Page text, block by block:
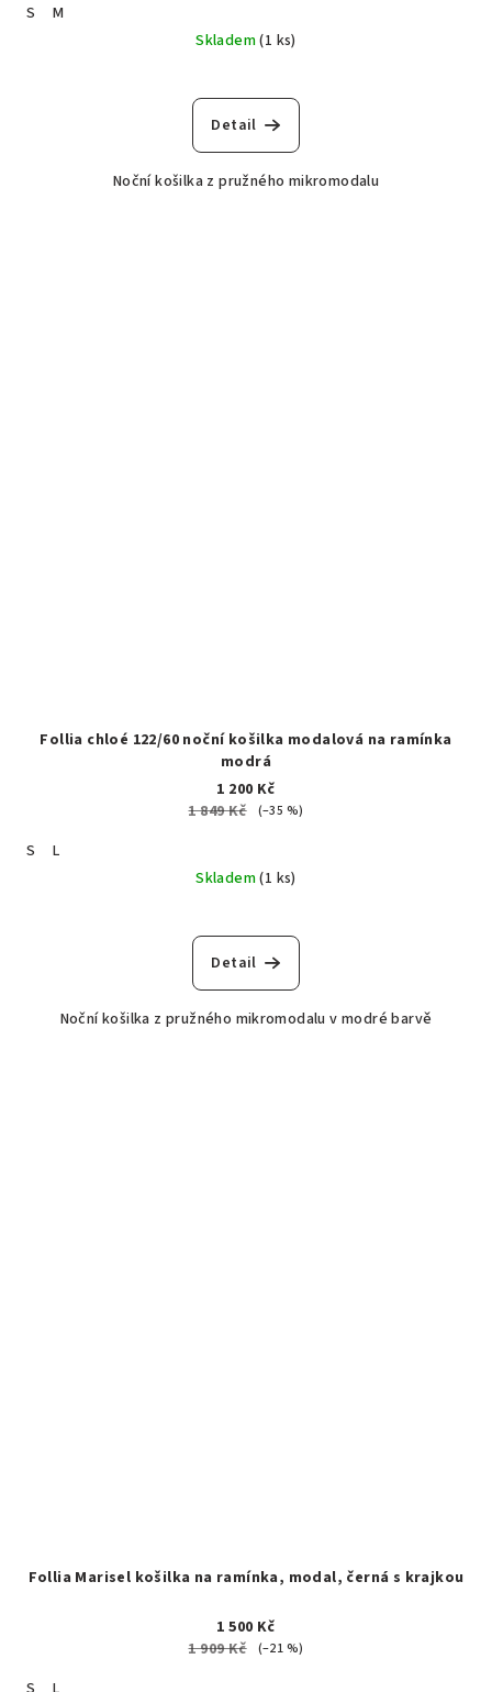
S
M
Skladem(1 ks)
Detail
Noční košilka z pružného mikromodalu
Follia chloé 122/60 noční košilka modalová na ramínka
modrá
1 200 Kč
1 849 Kč
(–35 %)
S
L
Skladem(1 ks)
Detail
Noční košilka z pružného mikromodalu v modré barvě
Follia Marisel košilka na ramínka, modal, černá s krajkou
1 500 Kč
1 909 Kč
(–21 %)